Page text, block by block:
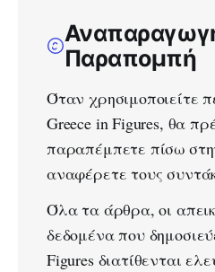
Παραπομπή
Όταν χρησιμοποιείτε
Greece in Figures, θα
παραπέμπετε πίσω
αναφέρετε τους
Όλα τα άρθρα, οι
δεδομένα που
Figures διατίθενται